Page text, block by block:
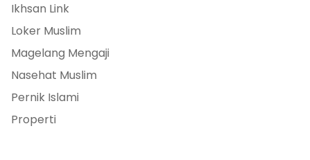
Ikhsan Link
Loker Muslim
Magelang Mengaji
Nasehat Muslim
Pernik Islami
Properti